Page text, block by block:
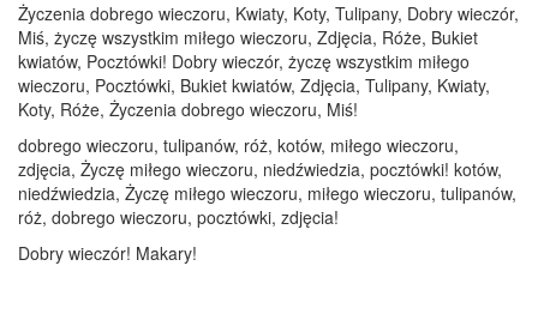
Życzenia dobrego wieczoru, Kwiaty, Koty, Tulipany, Dobry wieczór,
Miś, życzę wszystkim miłego wieczoru, Zdjęcia, Róże, Bukiet
kwiatów, Pocztówki! Dobry wieczór, życzę wszystkim miłego
wieczoru, Pocztówki, Bukiet kwiatów, Zdjęcia, Tulipany, Kwiaty,
Koty, Róże, Życzenia dobrego wieczoru, Miś!
dobrego wieczoru, tulipanów, róż, kotów, miłego wieczoru,
zdjęcia, Życzę miłego wieczoru, niedźwiedzia, pocztówki! kotów,
niedźwiedzia, Życzę miłego wieczoru, miłego wieczoru, tulipanów,
róż, dobrego wieczoru, pocztówki, zdjęcia!
Dobry wieczór! Makary!